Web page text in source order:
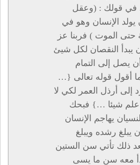
في قولك : (وعقل
يولد الإنسان وهو في
حتى الموت ) فربنا عز
النقصان لكل شيئ
يصل إلى التمام
أقول قوله تعالى {…
إلى أرذل العمر لكي لا
علم شيئا …} فبحك
يهاجم الإنسان
يبلغ رشده ويبلغ
ذلك تأتي سن الستين
معه سن ما يسى